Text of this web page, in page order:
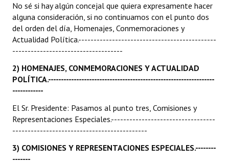
No sé si hay algún concejal que quiera expresamente hacer
alguna consideración, si no continuamos con el punto dos
del orden del día, Homenajes, Conmemoraciones y
Actualidad Política.---------------------------------------------
------------------------------------
2) HOMENAJES, CONMEMORACIONES Y ACTUALIDAD
POLÍTICA.-----------------------------------------------------------------
------------
El Sr. Presidente: Pasamos al punto tres, Comisiones y
Representaciones Especiales.----------------------------------
--------------------------------------------
3) COMISIONES Y REPRESENTACIONES ESPECIALES.--------
-------